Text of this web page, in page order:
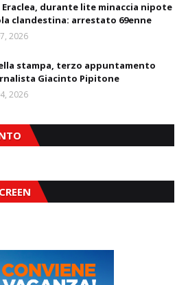
durante lite minaccia nipote
clandestina: arrestato 69enne
2026
stampa, terzo appuntamento
Giacinto Pipitone
2026